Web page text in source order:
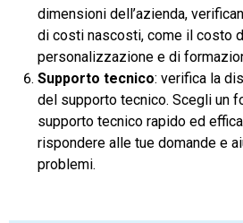
dimensioni dell’azienda,
di costi nascosti, come il costo
personalizzazione e di
Supporto tecnico: verifica la
del supporto tecnico. Scegli un
supporto tecnico rapido ed
rispondere alle tue domande e
problemi.